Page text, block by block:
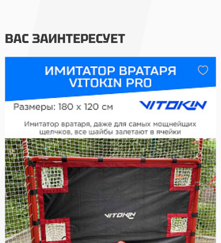
ВАС ЗАИНТЕРЕСУЕТ